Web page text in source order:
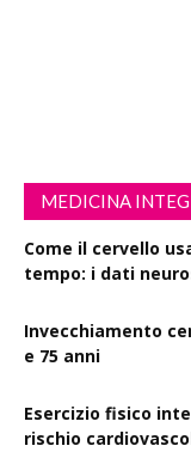
MEDICINA
Come il cervello
tempo: i dati
Invecchiamento
e 75 anni
Esercizio fisico
rischio